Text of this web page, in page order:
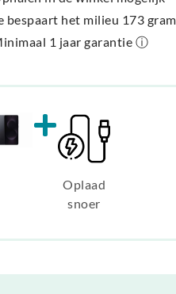
bespaart het milieu 173
1 jaar garantie ⓘ
Oplaad
snoer